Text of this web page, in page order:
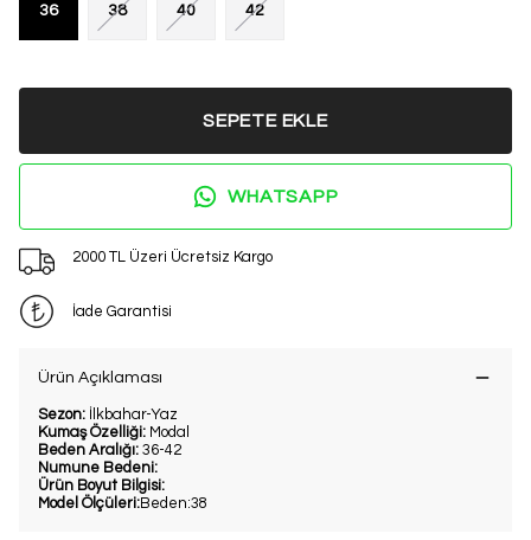
36 38 40 42
SEPETE EKLE
WHATSAPP
2000 TL Üzeri Ücretsiz Kargo
İade Garantisi
Ürün Açıklaması
Sezon: İlkbahar-Yaz
Kumaş Özelliği: Modal
Beden Aralığı: 36-42
Numune Bedeni:
Ürün Boyut Bilgisi:
Model Ölçüleri:Beden:38